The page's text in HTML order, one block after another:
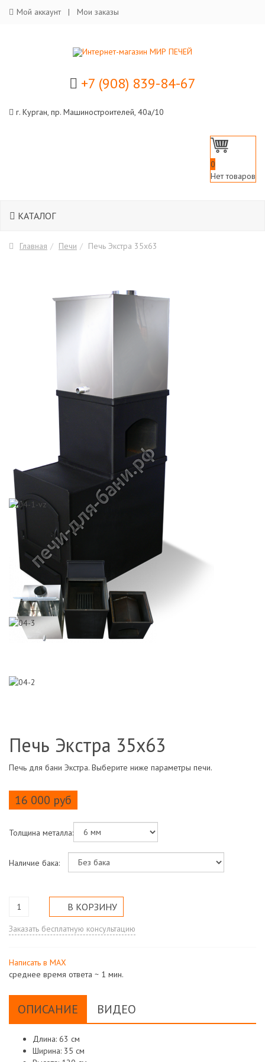
Мой аккаунт Мои заказы
+7 (908) 839-84-67
г. Курган, пр. Машиностроителей, 40а/10
0
Нет товаров
КАТАЛОГ
Главная Печи Печь Экстра 35х63
Печь Экстра 35х63
Печь для бани Экстра. Выберите ниже параметры печи.
16 000 руб
Толщина металла:
Наличие бака:
Заказать бесплатную консультацию
Написать в МАХ
среднее время ответа ~ 1 мин.
ОПИСАНИЕ ВИДЕО
Длина: 63 см
Ширина: 35 см